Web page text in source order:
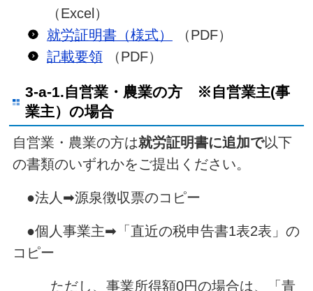
（Excel）
就労証明書（様式）
（PDF）
記載要領（PDF）
3-a-1.自営業・農業の方 ※自営業主(事
業主）の場合
自営業・農業の方は就労証明書に追加で以下
の書類のいずれかをご提出ください。
●法人➡源泉徴収票のコピー
●個人事業主➡「直近の税申告書1表2表」の
コピー
ただし、事業所得額0円の場合は、「青